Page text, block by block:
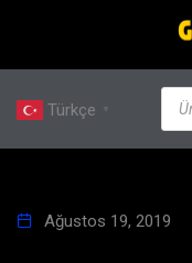
Türkçe ▼
Ağustos 19, 2019